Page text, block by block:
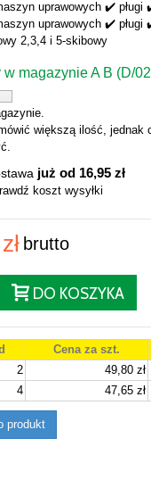
uprawowych ✔️
uprawowych ✔️
2,3,4 i 5-skibowy
w magazynie A B (D/
większą ilość, jednak
już od 16,95 zł
koszt wysyłki
brutto
DO KOSZYKA
Cena za szt.
2
49,80 zł
4
47,65 zł
produkt